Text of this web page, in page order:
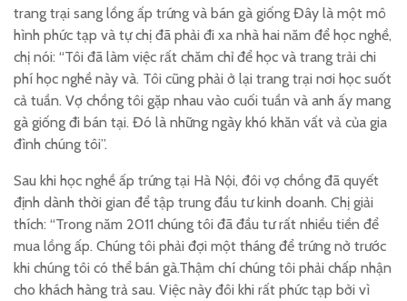
trang trại sang lồng ấp trứng và bán gà giống Đây là một mô
hình phức tạp và tự chị đã phải đi xa nhà hai năm để học nghề,
chị nói: “Tôi đã làm việc rất chăm chỉ để học và trang trải chi
phí học nghề này và. Tôi cũng phải ở lại trang trại nơi học suốt
cả tuần. Vợ chồng tôi gặp nhau vào cuối tuần và anh ấy mang
gà giống đi bán tại. Đó là những ngày khó khăn vất vả của gia
đình chúng tôi”.
Sau khi học nghề ấp trứng tại Hà Nội, đôi vợ chồng đã quyết
định dành thời gian để tập trung đầu tư kinh doanh. Chị giải
thích: “Trong năm 2011 chúng tôi đã đầu tư rất nhiều tiền để
mua lồng ấp. Chúng tôi phải đợi một tháng để trứng nở trước
khi chúng tôi có thể bán gà.Thậm chí chúng tôi phải chấp nhận
cho khách hàng trả sau. Việc này đôi khi rất phức tạp bởi vì